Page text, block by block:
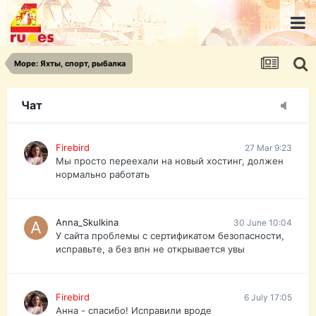
Море: Яхты, спорт, рыбалка
Чат
urist.dokument@gmail.com
https://pasport-ua.com/
Телеграмм @uristpassua
Firebird
Друзья - из России без VPN сайт и форум
Firebird 27 Mar 9:23
Мы просто переехали на новый хостинг, должен
нормально работать
Anna_Skulkina 30 June 10:04
У сайта проблемы с сертификатом безопасности,
исправьте, а без впн не открывается увы
Firebird 6 July 17:05
Анна - спасибо! Исправили вроде